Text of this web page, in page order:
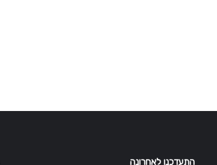
התעדכנו לאחרונה